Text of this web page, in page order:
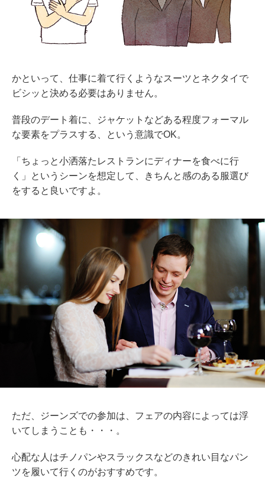
かといって、仕事に着て行くようなスーツとネクタイで
ビシッと決める必要はありません。
普段のデート着に、ジャケットなどある程度フォーマル
な要素をプラスする、という意識でOK。
「ちょっと小洒落たレストランにディナーを食べに行
く」というシーンを想定して、きちんと感のある服選び
をすると良いですよ。
ただ、ジーンズでの参加は、フェアの内容によっては浮
いてしまうことも・・・。
心配な人はチノパンやスラックスなどのきれい目なパン
ツを履いて行くのがおすすめです。